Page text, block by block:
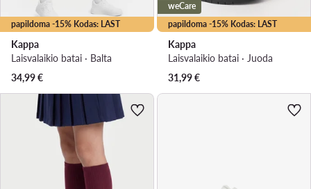
papildoma -15% Kodas: LAST
Kappa
Laisvalaikio batai · Balta
34,99€
papildoma -15% Kodas: LAST
weCare
Kappa
Laisvalaikio batai · Juoda
31,99€